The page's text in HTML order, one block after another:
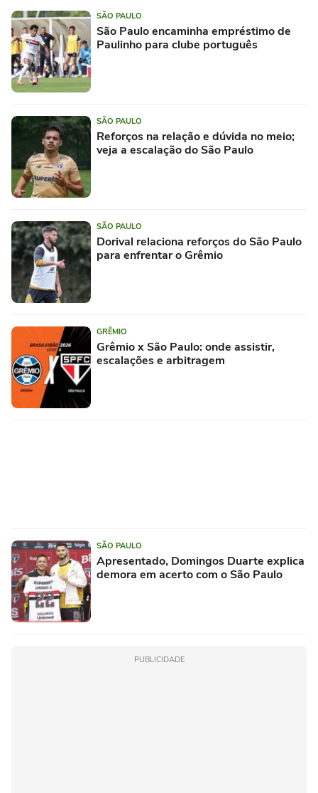
SÃO PAULO
São Paulo encaminha empréstimo de
Paulinho para clube português
SÃO PAULO
Reforços na relação e dúvida no meio;
veja a escalação do São Paulo
SÃO PAULO
Dorival relaciona reforços do São Paulo
para enfrentar o Grêmio
GRÊMIO
Grêmio x São Paulo: onde assistir,
escalações e arbitragem
SÃO PAULO
Apresentado, Domingos Duarte explica
demora em acerto com o São Paulo
PUBLICIDADE